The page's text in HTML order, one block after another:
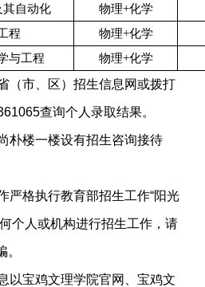
其自动化 物理+化学
程 物理+化学
与工程 物理+化学
（市、区）招生信息网或拨打
查询个人录取结果。
朴楼一楼设有招生咨询接待
严格执行教育部招生工作“阳光
个人或机构进行招生工作，请
以宝鸡文理学院官网、宝鸡文